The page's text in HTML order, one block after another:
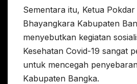
Sementara itu, Ketua Pokdar
Bhayangkara Kabupaten
menyebutkan kegiatan
Kesehatan Covid-19 sangat
untuk mencegah
Kabupaten Bangka.